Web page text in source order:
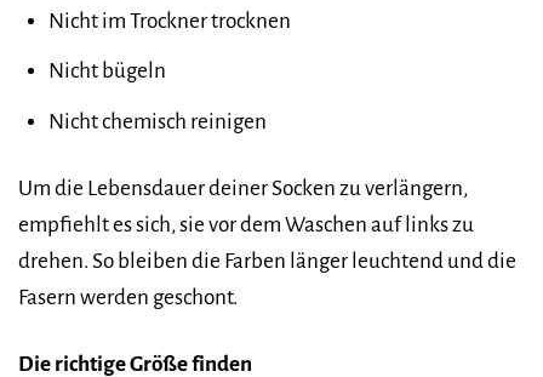
Nicht im Trockner trocknen
Nicht bügeln
Nicht chemisch reinigen
Um die Lebensdauer deiner Socken zu verlängern,
empfiehlt es sich, sie vor dem Waschen auf links zu
drehen. So bleiben die Farben länger leuchtend und die
Fasern werden geschont.
Die richtige Größe finden